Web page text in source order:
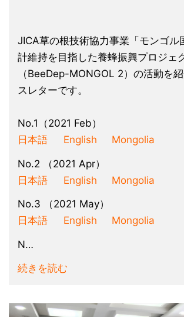
JICA草の根技術協力事業「モンゴル
計維持を目指した養蜂振興プロジェ
（BeeDep-MONGOL 2）の活動を
スレターです。
No.1（2021 Feb）
日本語
English Mongolia
No.2 （2021 Apr）
日本語
English Mongolia
No.3 （2021 May）
日本語
English Mongolia
N…
続きを読む